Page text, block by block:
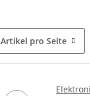
Artikel pro Seite